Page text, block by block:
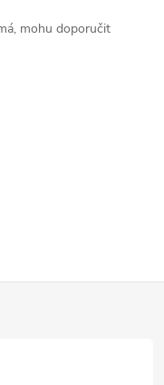
mohu doporučit